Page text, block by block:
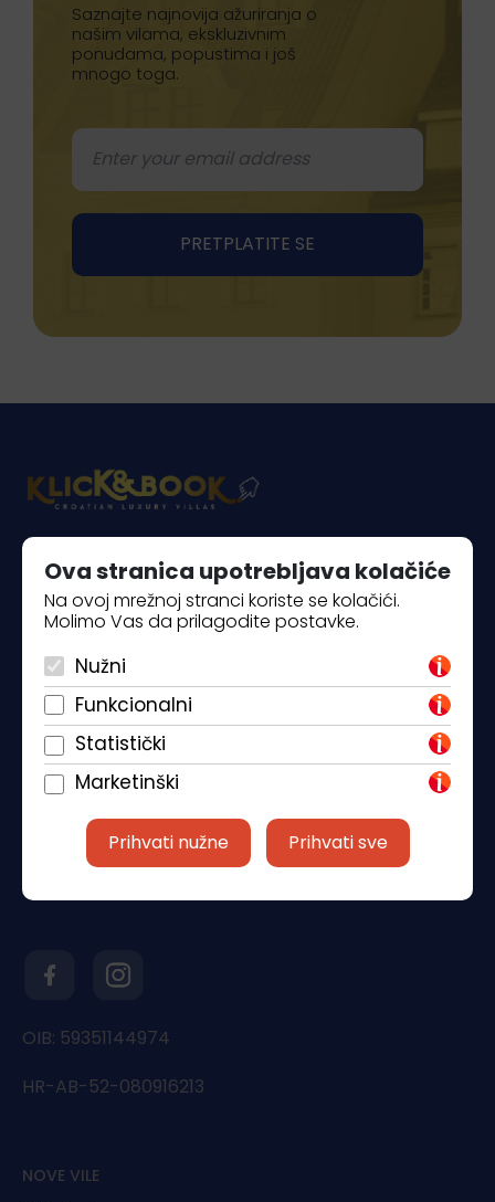
Ova stranica upotrebljava kolačiće
Na ovoj mrežnoj stranci koriste se kolačići.
Molimo Vas da prilagodite postavke.
Nužni
Funkcionalni
Statistički
Marketinški
Prihvati nužne Prihvati sve
Saznajte najnovija ažuriranja o
našim vilama, ekskluzivnim
ponudama, popustima i još
mnogo toga.
Piantade 41, 52440 Poreč
+385 98 184 4015
OIB: 59351144974
HR-AB-52-080916213
NOVE VILE